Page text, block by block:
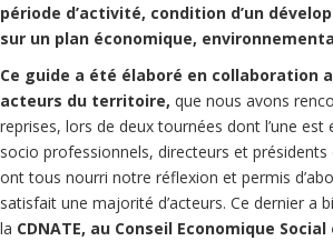
période d’activité, condition d’un
sur un plan économique,
Ce guide a été élaboré en collaboration
acteurs du territoire, que nous avons
reprises, lors de deux tournées dont l’une est
socio professionnels, directeurs et présidents
ont tous nourri notre réflexion et permis
satisfait une majorité d’acteurs. Ce dernier a
la CDNATE, au Conseil Economique